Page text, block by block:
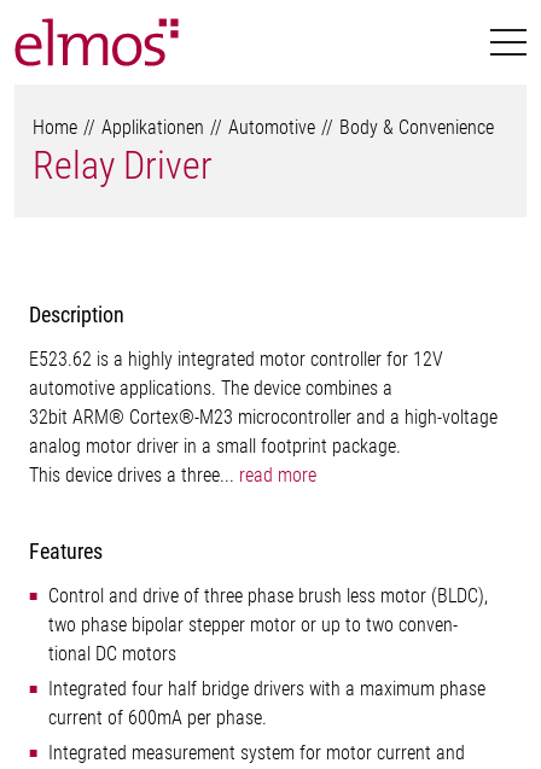
Home Applikationen Automotive Body & Convenience
Relay Driver
Description
E523.62 is a highly integrated motor controller for 12V
automotive applications. The device combines a
32bit ARM® Cortex®-M23 microcontroller and a high-voltage
analog motor driver in a small footprint package.
This device drives a three... read more
Features
Control and drive of three phase brush less motor (BLDC),
two phase bipolar stepper motor or up to two conven-
tional DC motors
Integrated four half bridge drivers with a maximum phase
current of 600mA per phase.
Integrated measurement system for motor current and